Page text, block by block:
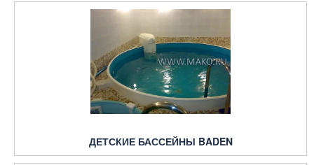
ДЕТСКИЕ БАССЕЙНЫ BADEN